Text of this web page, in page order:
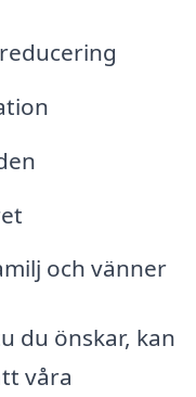
och vänner
du önskar, kan
våra